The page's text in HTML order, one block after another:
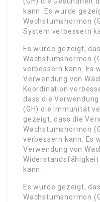
kann. Es wurde
Wachstumshormon
System verbessern
Es wurde gezeigt,
Wachstumshormon
verbessern kann. Es
Verwendung von
Koordination
dass die
(GH) die Immunität
gezeigt, dass die
Wachstumshormon
verbessern kann. Es
Verwendung von
kann.
Es wurde gezeigt,
Wachstumshormon